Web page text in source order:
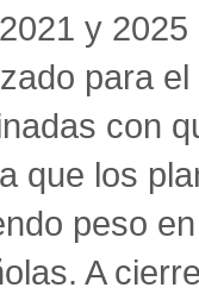
y
para
con
que los
peso
A